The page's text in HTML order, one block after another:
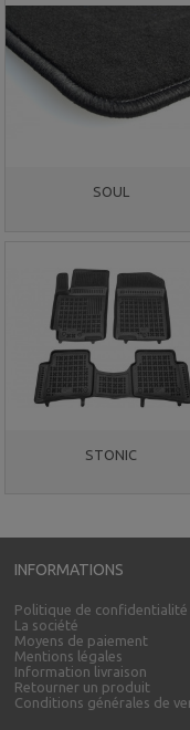
SOUL
STONIC
INFORMATIONS
Politique de confidentialité
La société
Moyens de paiement
Mentions légales
Information livraison
Retourner un produit
Conditions générales de